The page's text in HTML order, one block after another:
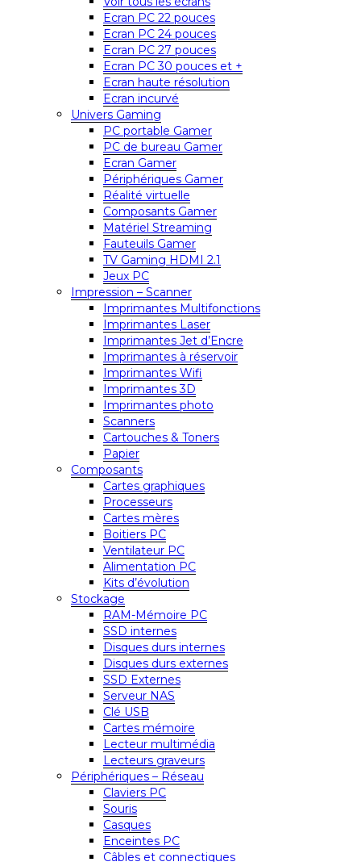
Ecran PC 22 pouces
Ecran PC 24 pouces
Ecran PC 27 pouces
Ecran PC 30 pouces et +
Ecran haute résolution
Ecran incurvé
Univers Gaming
PC portable Gamer
PC de bureau Gamer
Ecran Gamer
Périphériques Gamer
Réalité virtuelle
Composants Gamer
Matériel Streaming
Fauteuils Gamer
TV Gaming HDMI 2.1
Jeux PC
Impression – Scanner
Imprimantes Multifonctions
Imprimantes Laser
Imprimantes Jet d’Encre
Imprimantes à réservoir
Imprimantes Wifi
Imprimantes 3D
Imprimantes photo
Scanners
Cartouches & Toners
Papier
Composants
Cartes graphiques
Processeurs
Cartes mères
Boitiers PC
Ventilateur PC
Alimentation PC
Kits d’évolution
Stockage
RAM-Mémoire PC
SSD internes
Disques durs internes
Disques durs externes
SSD Externes
Serveur NAS
Clé USB
Cartes mémoire
Lecteur multimédia
Lecteurs graveurs
Périphériques – Réseau
Claviers PC
Souris
Casques
Enceintes PC
Câbles et connectiques